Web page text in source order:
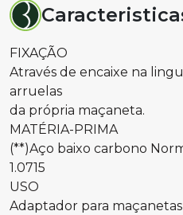
FIXAÇÃO
Através de encaixe na
arruelas
da própria maçaneta.
MATÉRIA-PRIMA
(**)Aço baixo carbono
1.0715
USO
Adaptador para